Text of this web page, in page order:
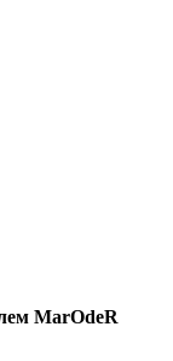
MarOdeR